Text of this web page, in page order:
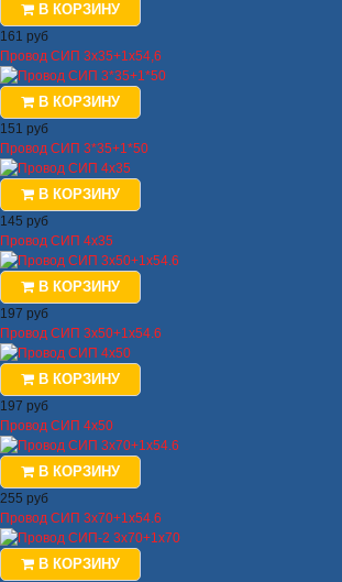
В КОРЗИНУ
161 руб
Провод СИП 3х35+1х54,6
В КОРЗИНУ
151 руб
Провод СИП 3*35+1*50
В КОРЗИНУ
145 руб
Провод СИП 4х35
В КОРЗИНУ
197 руб
Провод СИП 3х50+1х54.6
В КОРЗИНУ
197 руб
Провод СИП 4х50
В КОРЗИНУ
255 руб
Провод СИП 3х70+1х54.6
В КОРЗИНУ